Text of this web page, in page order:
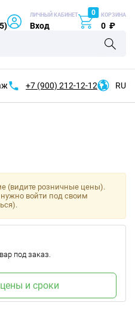
ЛИЧНЫЙ КАБИНЕТ
Вход
0 КОРЗИНА
0 ₽
+7 (900) 212-12-12 RU
(видите розничные цены).
войти под своим
под заказ.
и сроки